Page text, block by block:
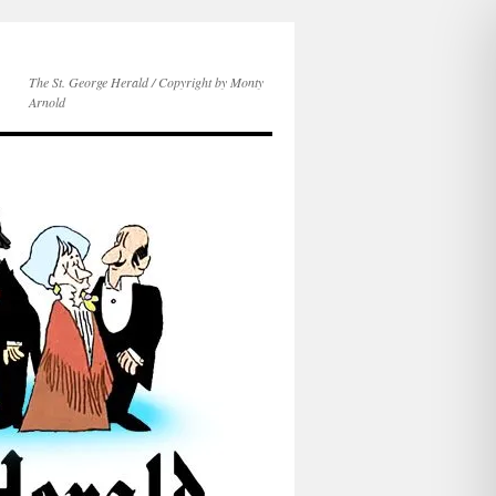
The St. George Herald / Copyright by Monty
Arnold